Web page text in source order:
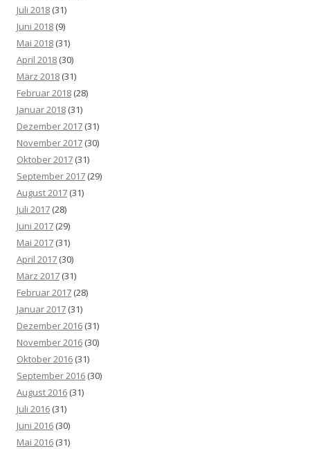
Juli 2018 (31)
Juni 2018 (9)
Mai 2018 (31)
April 2018 (30)
März 2018 (31)
Februar 2018 (28)
Januar 2018 (31)
Dezember 2017 (31)
November 2017 (30)
Oktober 2017 (31)
September 2017 (29)
August 2017 (31)
Juli 2017 (28)
Juni 2017 (29)
Mai 2017 (31)
April 2017 (30)
März 2017 (31)
Februar 2017 (28)
Januar 2017 (31)
Dezember 2016 (31)
November 2016 (30)
Oktober 2016 (31)
September 2016 (30)
August 2016 (31)
Juli 2016 (31)
Juni 2016 (30)
Mai 2016 (31)